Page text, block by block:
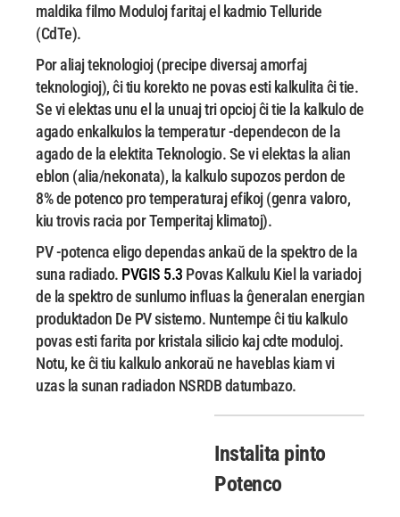
maldika filmoModuloj faritaj el kadmio Telluride
(CdTe).
Por aliaj teknologioj (precipe diversaj amorfaj
teknologioj), ĉi tiu korekto ne povas esti kalkulita ĉi tie.
Se vi elektas unu el la unuaj tri opcioj ĉi tie la kalkulo de
agadoenkalkulos la temperatur -dependecon de la
agado de la elektitaTeknologio. Se vi elektas la alian
eblon (alia/nekonata), la kalkulo supozos perdon de
8% de potenco pro temperaturaj efikoj (genra valoro,
kiu trovis racia porTemperitaj klimatoj).
PV -potenca eligo dependas ankaŭ de la spektro de la
suna radiado. PVGIS 5.3 Povas Kalkulu Kiel la variadoj
de la spektro de sunlumo influas la ĝeneralan energian
produktadon De PVsistemo. Nuntempe ĉi tiu kalkulo
povas esti farita por kristala silicio kaj cdte moduloj.
Notu, ke ĉi tiu kalkulo ankoraŭ ne haveblas kiam vi
uzas la sunan radiadon NSRDB datumbazo.
Instalita pinto
Potenco